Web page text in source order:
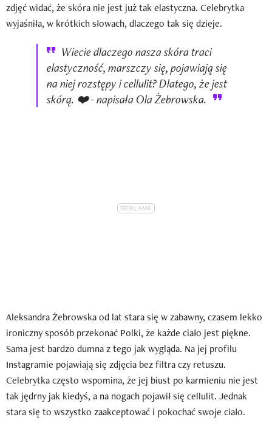
zdjęć widać, że skóra nie jest już tak elastyczna. Celebrytka
wyjaśniła, w krótkich słowach, dlaczego tak się dzieje.
Wiecie dlaczego nasza skóra traci
elastyczność, marszczy się, pojawiają się
na niej rozstępy i cellulit? Dlatego, że jest
skórą. ❤️ - napisała Ola Żebrowska.
Aleksandra Żebrowska od lat stara się w zabawny, czasem lekko
ironiczny sposób przekonać Polki, że każde ciało jest piękne.
Sama jest bardzo dumna z tego jak wygląda. Na jej profilu
Instagramie pojawiają się zdjęcia bez filtra czy retuszu.
Celebrytka często wspomina, że jej biust po karmieniu nie jest
tak jędrny jak kiedyś, a na nogach pojawił się cellulit. Jednak
stara się to wszystko zaakceptować i pokochać swoje ciało.